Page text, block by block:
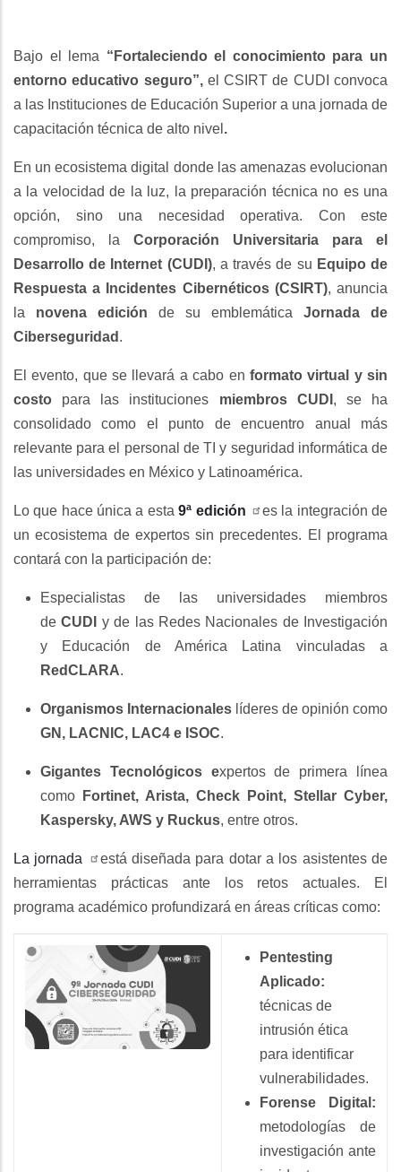
Bajo el lema “Fortaleciendo el conocimiento para un
entorno educativo seguro”, el CSIRT de CUDI convoca
a las Instituciones de Educación Superior a una jornada de
capacitación técnica de alto nivel .
En un ecosistema digital donde las amenazas evolucionan
a la velocidad de la luz, la preparación técnica no es una
opción, sino una necesidad operativa. Con este
compromiso, la Corporación Universitaria para el
Desarrollo de Internet (CUDI), a través de su Equipo de
Respuesta a Incidentes Cibernéticos (CSIRT), anuncia
la novena edición de su emblemática Jornada de
Ciberseguridad .
El evento, que se llevará a cabo en formato virtual y sin
costo para las instituciones miembros CUDI , se ha
consolidado como el punto de encuentro anual más
relevante para el personal de TI y seguridad informática de
las universidades en México y Latinoamérica.
Lo que hace única a esta9ª edición
es la integración de
un ecosistema de expertos sin precedentes. El programa
contará con la participación de:
Especialistas de las universidades miembros
deCUDI
y de las Redes Nacionales de Investigación
y Educación de América Latina vinculadas a
RedCLARA.
Organismos Internacionales líderes de opinión como
GN, LACNIC, LAC4 e ISOC.
Gigantes Tecnológicos expertos de primera línea
como
Fortinet, Arista, Check Point, Stellar Cyber,
Kaspersky, AWS y Ruckus, entre otros.
La jornada
está diseñada para dotar a los asistentes de
herramientas prácticas ante los retos actuales. El
programa académico profundizará en áreas críticas como:
Pentesting
Aplicado:
técnicas de
intrusión ética
para identificar
vulnerabilidades.
Forense Digital:
metodologías de
investigación ante